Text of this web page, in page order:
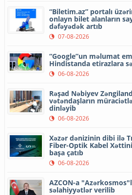
“Biletim.az” portalı
onlayn bilet alanların
dəfəyədək artıb
07-08-2026
“Google”un məlumat
Hindistanda etirazlara
06-08-2026
Rəşad Nəbiyev
vətəndaşların
dinləyib
06-08-2026
Xəzər dənizinin dibi ilə
Fiber-Optik Kabel
başa çatıb
06-08-2026
AZCON-a
səlahiyyətlər verilib